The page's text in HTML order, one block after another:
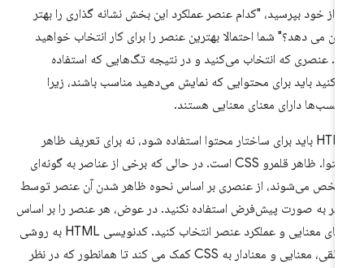
از خود بپرسید، "کدام عنصر عملکرد این بخش نشانه گذاری را بهتر
می دهد؟" شما احتمالا بهترین عنصر را برای کار انتخاب خواهید
عنصری که انتخاب می‌کنید و در نتیجه تگ‌هایی که استفاده
باید برای محتوایی که نمایش می‌دهید مناسب باشند، زیرا
دارای معنای معنایی هستند.
HTML باید برای ساختار محتوا استفاده شود، نه برای تعریف ظاهر
محتوا. ظاهر قلمرو CSS است. در حالی که برخی از عناصر به گونه‌ای
می‌شوند، از عنصری بر اساس نحوه ظاهر شدن آن عنصر توسط
به صورت پیش‌فرض استفاده نکنید. در عوض، هر عنصر را بر اساس
معنای معنایی و عملکرد عنصر انتخاب کنید. کدنویسی HTML به روشی
منطقی، معنایی و معنادار به CSS کمک می کند تا همانطور که در نظر